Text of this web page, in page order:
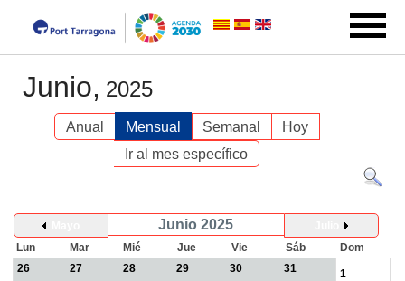
Junio, 2025
Anual Mensual Semanal
Hoy
Ir al mes específico
Junio 2025
Lun
Mar Mié Jue Vie Sáb
Dom
26
27 28 29 30 31 1